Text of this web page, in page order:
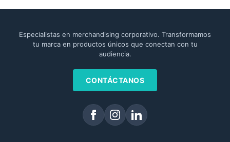
Especialistas en merchandising corporativo. Transformamos
tu marca en productos únicos que conectan con tu
audiencia.
CONTÁCTANOS